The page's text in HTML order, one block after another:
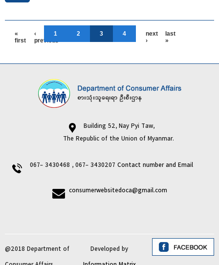
«
first
‹
previous
1 2 3 4
next
›
last
»
Building 52, Nay Pyi Taw,
The Republic of the Union of Myanmar.
067- 3430468 , 067- 3430207 Contact number and Email
consumerwebsitedoca@gmail.com
@2018 Department of
Developed by